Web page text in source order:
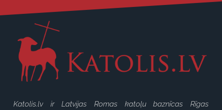
Katolis.lv ir Latvijas Romas katoļu baznīcas Rīgas